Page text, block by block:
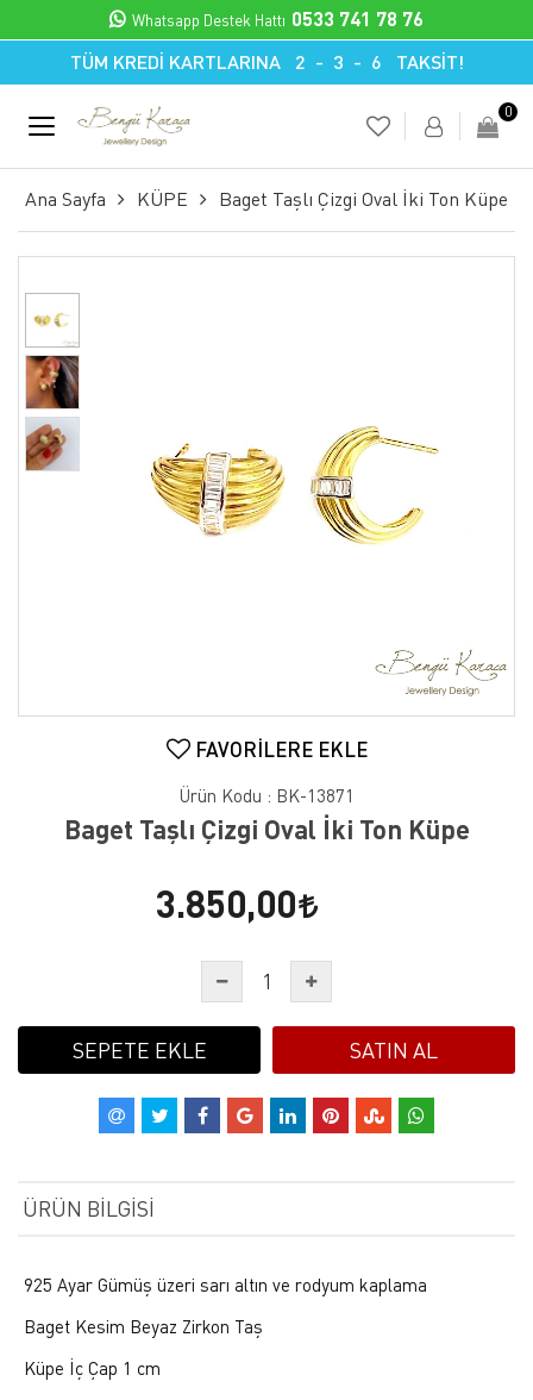
TÜM KREDİ KARTLARINA 2 - 3 - 6 TAKSİT!
Whatsapp Destek Hattı 0533 741 78 76
0
Ana Sayfa KÜPE Baget Taşlı Çizgi Oval İki Ton Küpe
FAVORILERE EKLE
Ürün Kodu : BK-13871
Baget Taşlı Çizgi Oval İki Ton Küpe
3.850,00
SEPETE EKLE SATIN AL
ÜRÜN BILGISI
925 Ayar Gümüş üzeri sarı altın ve rodyum kaplama
Baget Kesim Beyaz Zirkon Taş
Küpe İç Çap 1 cm